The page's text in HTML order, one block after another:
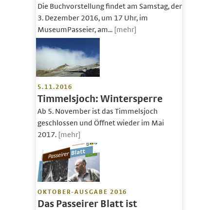
Die Buchvorstellung findet am Samstag, den
3. Dezember 2016, um 17 Uhr, im
MuseumPasseier, am... [mehr]
5.11.2016
Timmelsjoch: Wintersperre
Ab 5. November ist das Timmelsjoch
geschlossen und Öffnet wieder im Mai
2017. [mehr]
OKTOBER-AUSGABE 2016
Das Passeirer Blatt ist